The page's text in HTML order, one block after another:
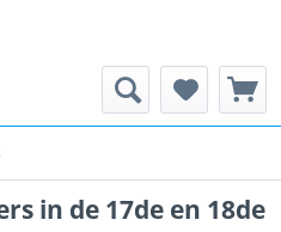
in de 17de en 18de